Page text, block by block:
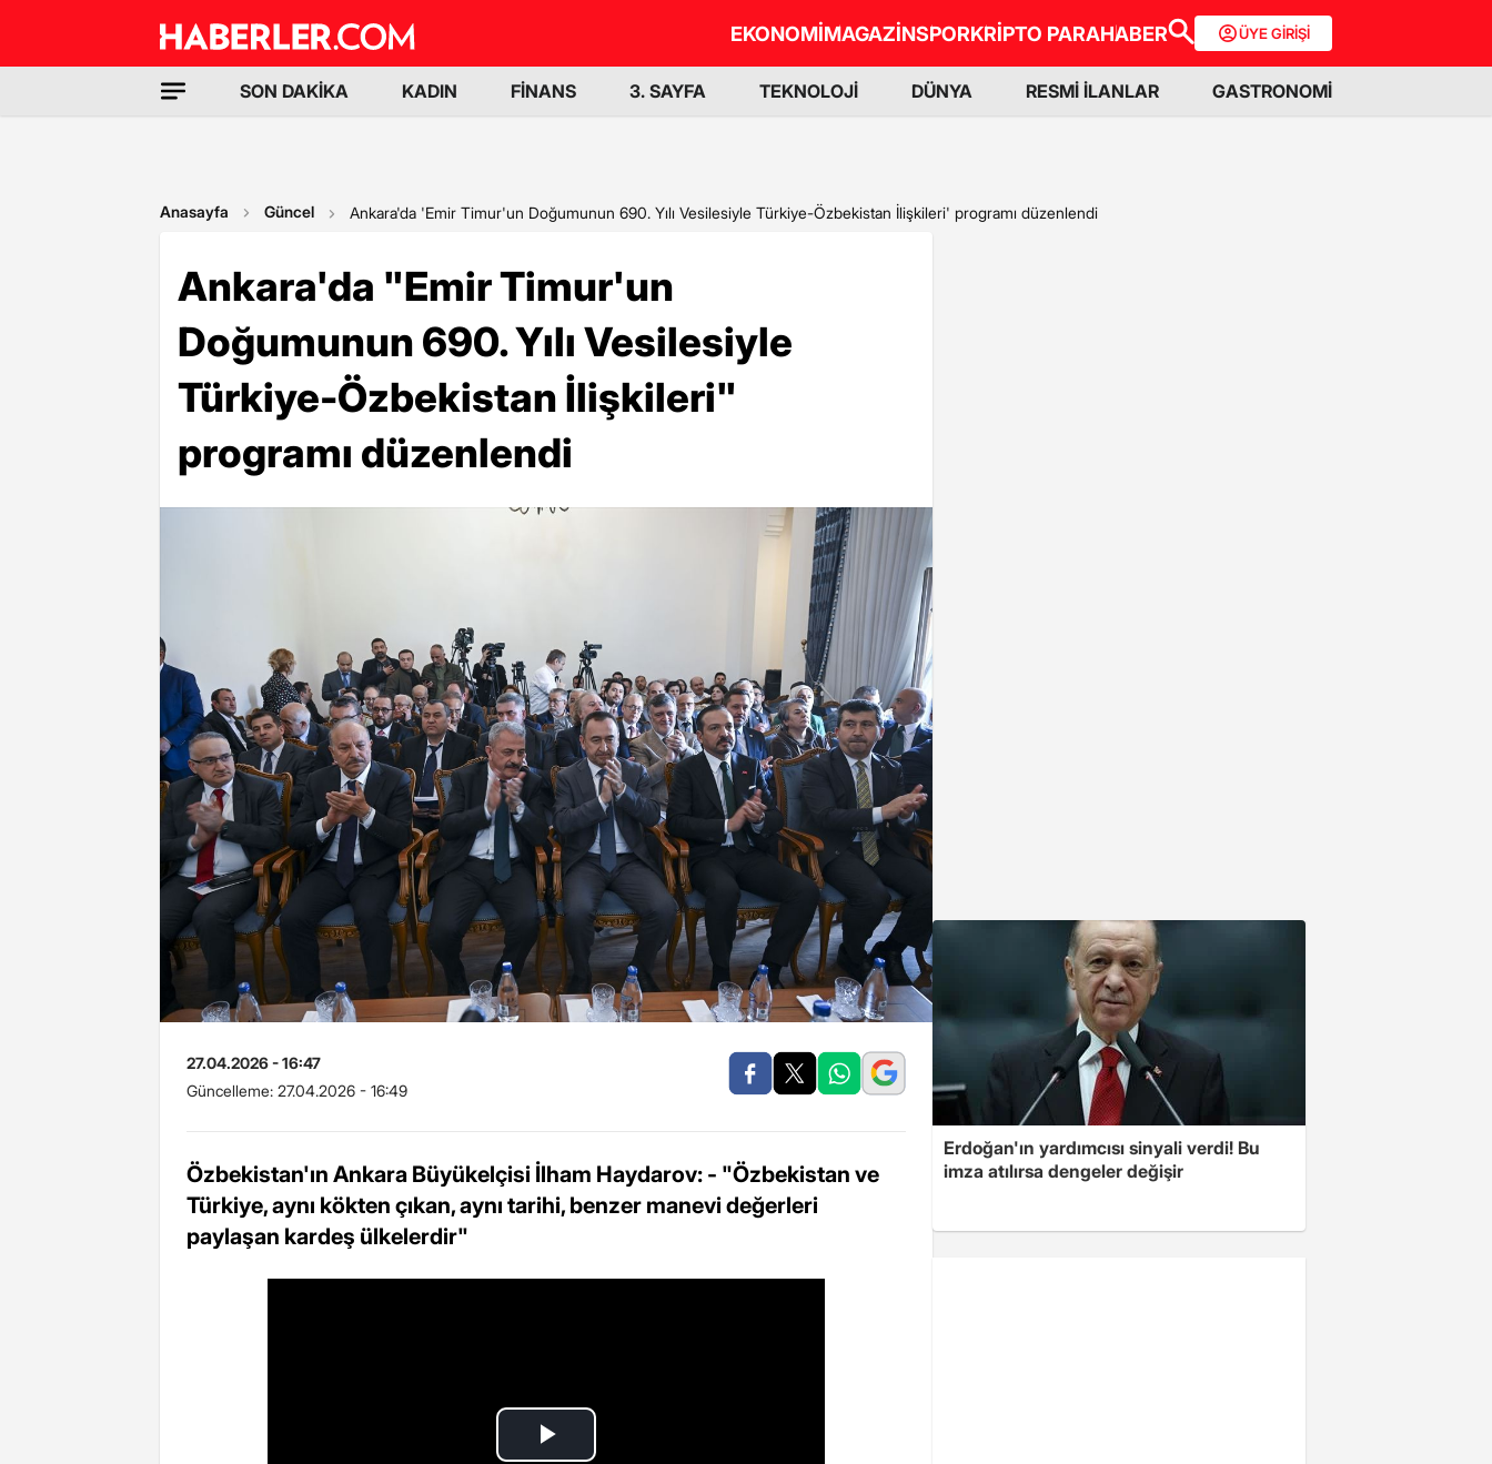
EKONOMİMAGAZİNSPORKRİPTO PARAHABER ÜYE GİRİŞİ
SON DAKİKA KADIN FİNANS 3. SAYFA TEKNOLOJİ DÜNYA RESMİ İLANLAR GASTRONOMİ
Anasayfa Güncel Ankara'da 'Emir Timur'un Doğumunun 690. Yılı Vesilesiyle Türkiye-Özbekistan İlişkileri' programı düzenlendi
Ankara'da "Emir Timur'un
Doğumunun 690. Yılı Vesilesiyle
Türkiye-Özbekistan İlişkileri"
programı düzenlendi
27.04.2026 - 16:47
Güncelleme: 27.04.2026 - 16:49
Özbekistan'ın Ankara Büyükelçisi İlham Haydarov: - "Özbekistan ve
Türkiye, aynı kökten çıkan, aynı tarihi, benzer manevi değerleri
paylaşan kardeş ülkelerdir"
Erdoğan'ın yardımcısı sinyali verdi! Bu
imza atılırsa dengeler değişir